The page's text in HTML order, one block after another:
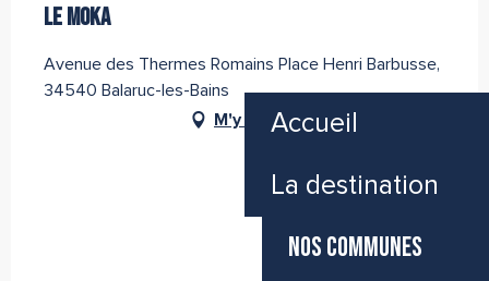
Accueil
La destination
NOS COMMUNES
LE MOKA
Avenue des Thermes Romains Place Henri Barbusse,
34540 Balaruc-les-Bains
M'y rendre